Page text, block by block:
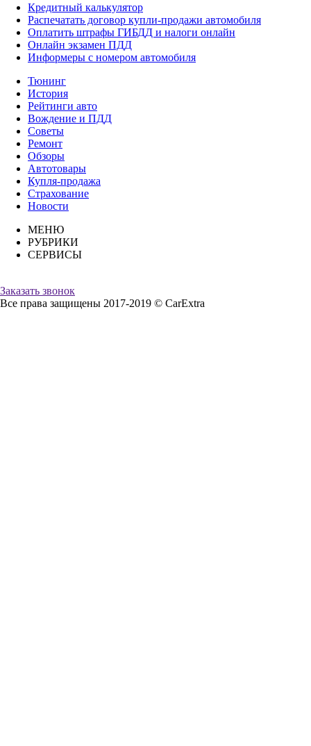
Кредитный калькулятор
Распечатать договор купли-продажи автомобиля
Оплатить штрафы ГИБДД и налоги онлайн
Онлайн экзамен ПДД
Информеры с номером автомобиля
Тюнинг
История
Рейтинги авто
Вождение и ПДД
Советы
Ремонт
Обзоры
Автотовары
Купля-продажа
Страхование
Новости
МЕНЮ
РУБРИКИ
СЕРВИСЫ
Заказать звонок
Все права защищены 2017-2019 © CarExtra